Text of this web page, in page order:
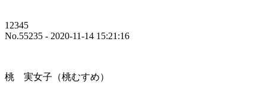
12345
No.55235 - 2020-11-14 15:21:16
桃 実女子（桃むすめ）